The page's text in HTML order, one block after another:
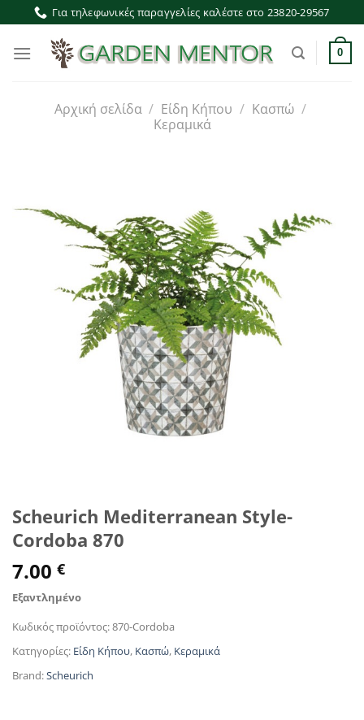
Μετάβαση
στο
περιεχόμενο
Για τηλεφωνικές παραγγελίες καλέστε στο 23820-29567
0
Αρχική σελίδα / Είδη Κήπου / Κασπώ /
Κεραμικά
Scheurich Mediterranean Style-
Cordoba 870
7.00 €
Εξαντλημένο
Κωδικός προϊόντος:870-Cordoba
Κατηγορίες: Είδη Κήπου, Κασπώ, Κεραμικά
Brand:Scheurich